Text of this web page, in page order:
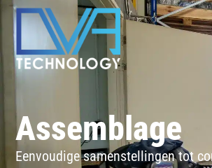
Assemblage
Eenvoudige samenstellingen tot